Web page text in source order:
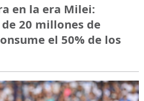
en la era Milei:
20 millones de
el 50% de los